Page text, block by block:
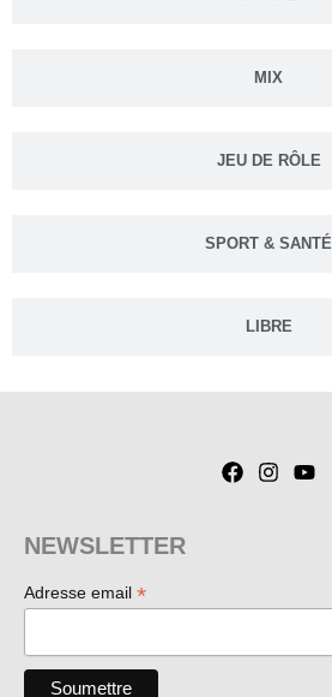
MIX
JEU DE RÔLE
SPORT & SANTÉ
LIBRE
NEWSLETTER
Adresse email *